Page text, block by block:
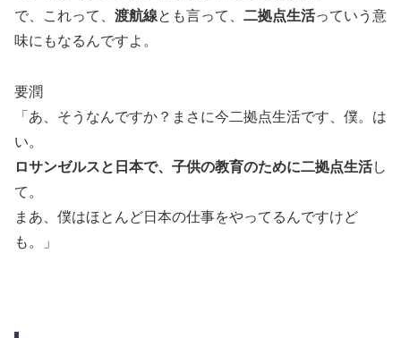
で、これって、 渡航線とも言って、 二拠点生活っていう意
味にもなるんですよ。
要潤
「あ、そうなんですか？まさに今二拠点生活です、僕。は
い。
ロサンゼルスと日本で、子供の教育のために二拠点生活し
て。
まあ、僕はほとんど日本の仕事をやってるんですけど
も。」